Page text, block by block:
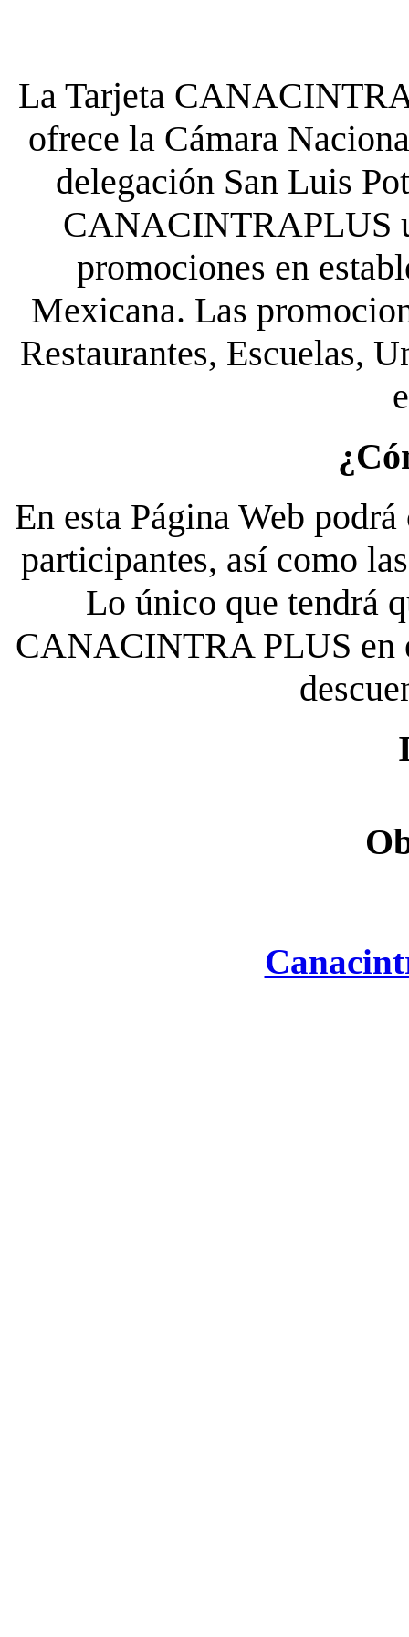
La Tarjeta
ofrece la Cámara
delegación San Luis
CANACINTRAPLUS
promociones en
Mexicana. Las
Restaurantes, Escuelas,
En esta Página Web
participantes, así como
Lo único que tendrá
CANACINTRA PLUS en